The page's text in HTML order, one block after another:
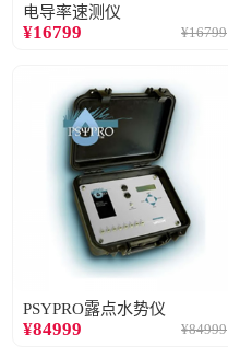
电导率速测仪
¥16799 ¥16799
PSYPRO露点水势仪
¥84999 ¥84999